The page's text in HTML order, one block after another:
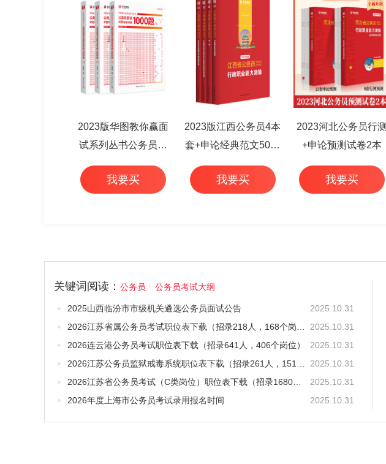
2023版华图教你赢面
试系列丛书公务员面
试华图专家详解1000
题（3本套）
我要买
2023版江西公务员4本
套+申论经典范文50篇
+行测高频考点 6本
我要买
2023河北公务员行测
+申论预测试卷2本
我要买
关键词阅读： 公务员 公务员考试大纲
2025山西临汾市市级机关遴选公务员面试公告
2025.10.31
2025.10.31
2026连云港公务员考试职位表下载（招录641人，406个岗位）
2025.10.31
2025.10.31
2025.10.31
2026年度上海市公务员考试录用报名时间
2025.10.31